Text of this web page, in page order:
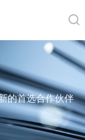
的首选合作伙伴